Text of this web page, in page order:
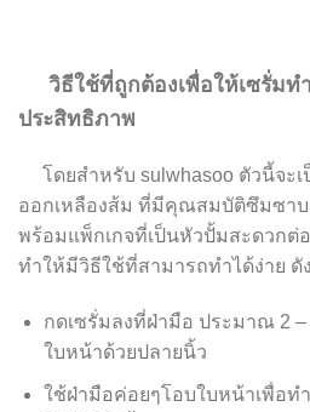
วิธีใช้ที่ถูกต้องเพื่อให้เซรั่มทำ
ประสิทธิภาพ
โดยสำหรับ sulwhasoo ตัวนี้จะเ
ออกเหลืองส้ม ที่มีคุณสมบัติซึมซาบ
พร้อมแพ็กเกจที่เป็นหัวปั้มสะดวกต่
ทำให้มีวิธีใช้ที่สามารถทำได้ง่าย ดั
กดเซรั่มลงที่ฝ่ามือ ประมาณ 2
ใบหน้าด้วยปลายนิ้ว
ใช้ฝ่ามือค่อยๆโอบใบหน้าเพื่อท